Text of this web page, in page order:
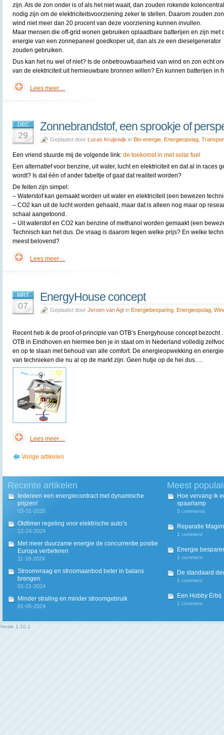
zijn. Als de zon onder is of als het niet waait, dan zouden rokende
nodig zijn om de elektriciteitsvoorziening zeker te stellen. Daarom zouden
wind niet meer dan 20 procent van deze voorziening kunnen invullen.
Maar mensen die off-grid wonen gebruiken oplaadbare batterijen en zijn met
energie van een zonnepaneel goedkoper uit, dan als ze een dieselgenerator
zouden gebruiken.
Dus kan het nu wel of niet? Is de onbetrouwbaarheid van wind en zon echt
van de elektriciteit uit hernieuwbare bronnen willen? En kunnen batterijen in
Lees meer…
DEC
29
Zonnebrandstof, een sprookje of
Geplaatst door Lucas Kruijswijk in Bio-energie Energieopslag
Een vriend stuurde mij de volgende link: de toekomst in met solar fuel
Een alternatief voor benzine, uit water, lucht en elektriciteit en dat al in races
wordt? Is dat één of ander fabeltje of gaat dat realiteit worden?
De feiten zijn simpel:
– Waterstof kan gemaakt worden uit water en elektriciteit (een bewezen
– CO2 kan uit de lucht worden gehaald, maar dat is alleen nog maar op
schaal aangetoond.
– Uit waterstof en CO2 kan benzine of methanol worden gemaakt (een
Technisch kan het dus. De vraag is daarom tegen welke prijs? En welke
meest belovend?
Lees meer…
MRT
07
EnergyHouse concept
Geplaatst door Jeroen van Agt in Energiebesparing Energieopslag
Recent heb ik de proof-of-principle van OTB’s Energyhouse concept bezocht
OTB in Eindhoven en hiermee ben je in staat om in Nederland volledig
en op te slaan met behoud van alle comfort. De energieopwekking en
van technieken die nu al op de markt zijn. Geen hutje op de hei dus….
Lees meer…
Vorige artikelen
Recente artikelen
Iedereen een energiecontract met dynamische
prijzen!
03-31-2025
Oldtimer regeling voor elektrische auto’s
12-24-2024
Met meer duurzame energie de concurrentie positie
Europa verbeteren
11-18-2024
Stroomvraag en stroomaanbod beter in balans
brengen
01-21-2024
Minder straling en minder stroomgebruik
01-05-2024
Meest
Hoe vervang ik
spaarlamp
5 comments
Reparatie
1 comment
Energie
1 comment
De standaard
1 comment
Een Hobby Erbij
1 comment
Versie 1.10.1